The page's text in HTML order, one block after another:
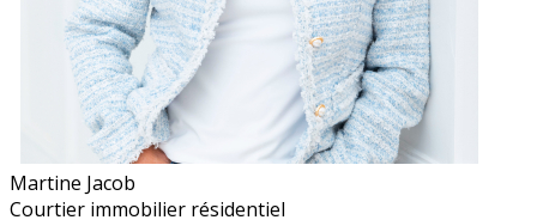
Martine Jacob
Courtier immobilier résidentiel